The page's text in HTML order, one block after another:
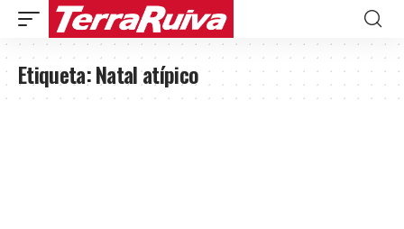
Etiqueta:Natal atípico